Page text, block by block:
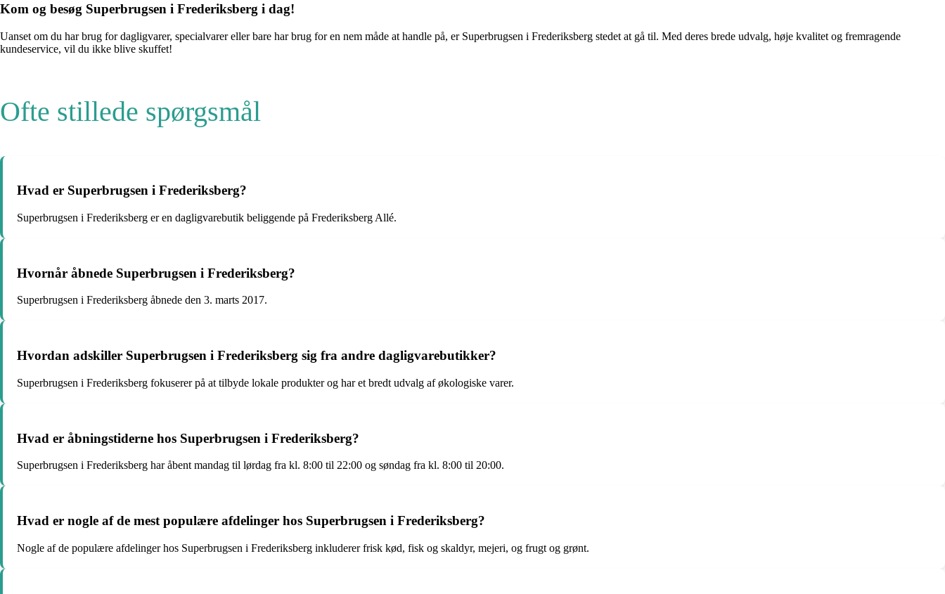
Kom og besøg Superbrugsen i Frederiksberg i dag!
Uanset om du har brug for dagligvarer, specialvarer eller bare har brug for en nem måde at handle på, er Superbrugsen i Frederiksberg stedet at gå til. Med deres brede udvalg, høje kvalitet og fremragende
kundeservice, vil du ikke blive skuffet!
Ofte stillede spørgsmål
Hvad er Superbrugsen i Frederiksberg?
Superbrugsen i Frederiksberg er en dagligvarebutik beliggende på Frederiksberg Allé.
Hvornår åbnede Superbrugsen i Frederiksberg?
Superbrugsen i Frederiksberg åbnede den 3. marts 2017.
Hvordan adskiller Superbrugsen i Frederiksberg sig fra andre dagligvarebutikker?
Superbrugsen i Frederiksberg fokuserer på at tilbyde lokale produkter og har et bredt udvalg af økologiske varer.
Hvad er åbningstiderne hos Superbrugsen i Frederiksberg?
Superbrugsen i Frederiksberg har åbent mandag til lørdag fra kl. 8:00 til 22:00 og søndag fra kl. 8:00 til 20:00.
Hvad er nogle af de mest populære afdelinger hos Superbrugsen i Frederiksberg?
Nogle af de populære afdelinger hos Superbrugsen i Frederiksberg inkluderer frisk kød, fisk og skaldyr, mejeri, og frugt og grønt.